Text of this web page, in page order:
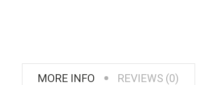
MORE INFO REVIEWS (0)